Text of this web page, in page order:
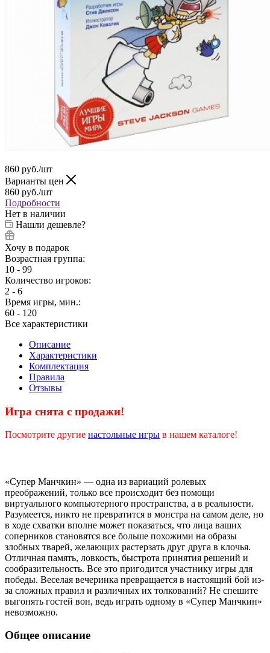
860 руб./шт
Варианты цен
860 руб./шт
Подробности
Нет в наличии
Нашли дешевле?
Хочу в подарок
Возрастная группа:
10 - 99
Количество игроков:
2 - 6
Время игры, мин.:
60 - 120
Все характеристики
Описание
Характеристики
Комплектация
Правила
Отзывы
Игра снята с продажи!
Посмотрите другие настольные игры в нашем каталоге!
«Супер Манчкин» — одна из вариаций ролевых
преображений, только все происходит без помощи
виртуального компьютерного пространства, а в реальности.
Разумеется, никто не превратится в монстра на самом деле, но
в ходе схватки вполне может показаться, что лица ваших
соперников становятся все больше похожими на образы
злобных тварей, желающих растерзать друг друга в клочья.
Отличная память, ловкость, быстрота принятия решений и
сообразительность. Все это пригодится участнику игры для
победы. Веселая вечеринка превращается в настоящий бой из-
за сложных правил и различных их толкований? Не спешите
выгонять гостей вон, ведь играть одному в «Супер Манчкин»
невозможно.
Общее описание